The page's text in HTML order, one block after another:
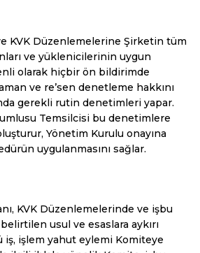
KVK Düzenlemelerine Şirketin tüm
ve yüklenicilerinin uygun
olarak hiçbir ön bildirimde
ve re’sen denetleme hakkını
gerekli rutin denetimleri yapar.
Temsilcisi bu denetimlere
Yönetim Kurulu onayına
uygulanmasını sağlar.
KVK Düzenlemelerinde ve işbu
usul ve esaslara aykırı
işlem yahut eylemi Komiteye